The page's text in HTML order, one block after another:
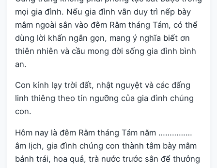
mọi gia đình. Nếu gia đình vẫn duy trì nếp bày
mâm ngoài sân vào đêm Rằm tháng Tám, có thể
dùng lời khấn ngắn gọn, mang ý nghĩa biết ơn
thiên nhiên và cầu mong đời sống gia đình bình
an.
Con kính lạy trời đất, nhật nguyệt và các đấng
linh thiêng theo tín ngưỡng của gia đình chúng
con.
Hôm nay là đêm Rằm tháng Tám năm ……………
âm lịch, gia đình chúng con thành tâm bày mâm
bánh trái, hoa quả, trà nước trước sân để thưởng